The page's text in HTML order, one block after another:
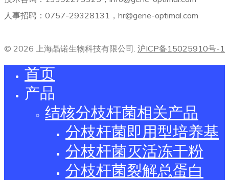
人事招聘：0757-29328131，hr@gene-optimal.com
© 2026 上海晶诺生物科技有限公司. 沪ICP备15025910号-1
首页
产品
结核分枝杆菌相关产品
分枝杆菌即用型培养基
分枝杆菌灭活冻干粉
分枝杆菌裂解总蛋白